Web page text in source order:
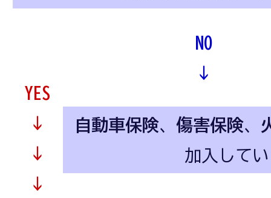
YES
↓
↓
↓
NO
↓
自動車保険、 傷害保険、
加入して